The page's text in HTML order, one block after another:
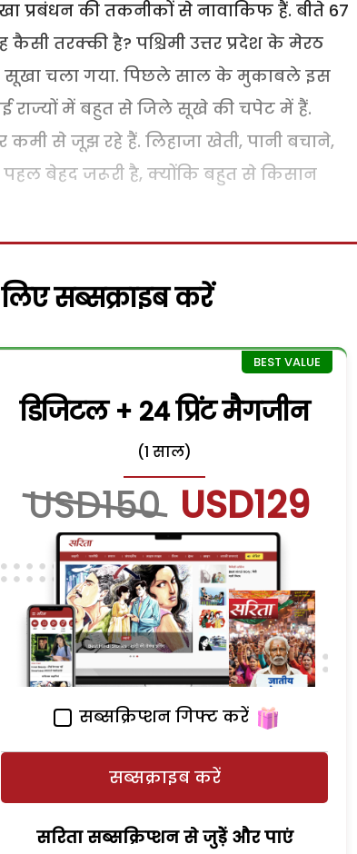
प्रबंधन की तकनीकों से नावाकिफ हैं. बीते 67
कैसी तरक्की है? पश्चिमी उत्तर प्रदेश के मेरठ
सूखा चला गया. पिछले साल के मुकाबले इस
राज्यों में बहुत से जिले सूखे की चपेट में हैं.
कमी से जूझ रहे हैं. लिहाजा खेती, पानी बचाने,
बेहद जरूरी है, क्योंकि बहुत से किसान
सब्सक्राइब करें
डिजिटल + 24 प्रिंट मैगजीन
(1 साल)
USD150 USD129
सब्सक्रिप्शन गिफ्ट करें
सब्सक्राइब करें
सरिता सब्सक्रिप्शन से जुड़ेें और पाएं